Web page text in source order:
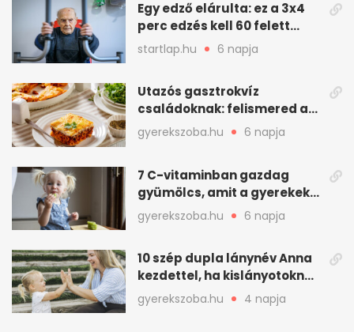
Egy edző elárulta: ez a 3x4
perc edzés kell 60 felett
mindenkinek
startlap.hu 6 napja
Utazós gasztrokvíz
családoknak: felismered az
asadót és társait?
gyerekszoba.hu 6 napja
7 C-vitaminban gazdag
gyümölcs, amit a gyerekek
is szívesen megesznek
gyerekszoba.hu 6 napja
10 szép dupla lánynév Anna
kezdettel, ha kislányotoknak
kerestek nevet
gyerekszoba.hu 4 napja